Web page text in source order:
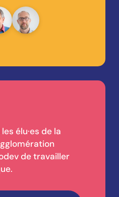
élu·es de la
de travailler